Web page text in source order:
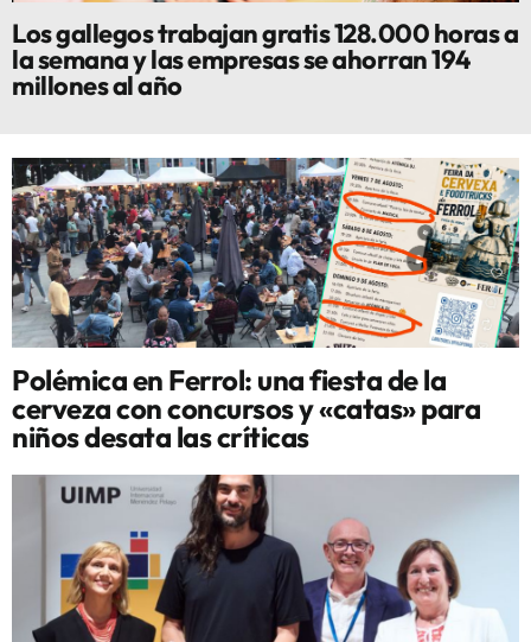
Los gallegos trabajan gratis 128.000 horas a
la semana y las empresas se ahorran 194
millones al año
Polémica en Ferrol: una fiesta de la
cerveza con concursos y «catas» para
niños desata las críticas